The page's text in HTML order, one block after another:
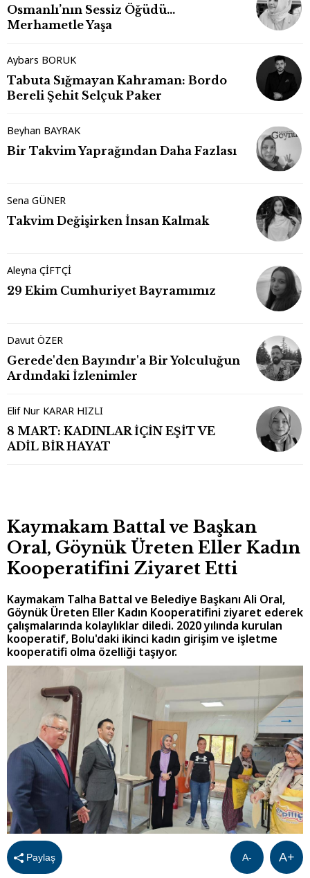
Osmanlı’nın Sessiz Öğüdü…
Merhametle Yaşa
Aybars BORUK
Tabuta Sığmayan Kahraman: Bordo
Bereli Şehit Selçuk Paker
Beyhan BAYRAK
Bir Takvim Yaprağından Daha Fazlası
Sena GÜNER
Takvim Değişirken İnsan Kalmak
Aleyna ÇİFTÇİ
29 Ekim Cumhuriyet Bayramımız
Davut ÖZER
Gerede'den Bayındır'a Bir Yolculuğun
Ardındaki İzlenimler
Elif Nur KARAR HIZLI
8 MART: KADINLAR İÇİN EŞİT VE
ADİL BİR HAYAT
Kaymakam Battal ve Başkan
Oral, Göynük Üreten Eller Kadın
Kooperatifini Ziyaret Etti
Kaymakam Talha Battal ve Belediye Başkanı Ali Oral,
Göynük Üreten Eller Kadın Kooperatifini ziyaret ederek
çalışmalarında kolaylıklar diledi. 2020 yılında kurulan
kooperatif, Bolu'daki ikinci kadın girişim ve işletme
kooperatifi olma özelliği taşıyor.
Paylaş A+
A-